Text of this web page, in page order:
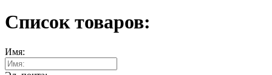
Список товаров:
Имя: